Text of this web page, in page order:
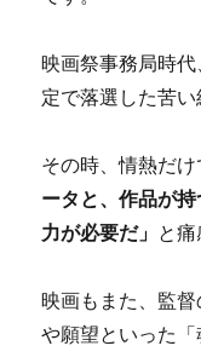
映画祭事務局時
定で落選した苦い
その時、情熱だけ
ータと、作品が
力が必要だ」 と痛
映画もまた、監
や願望といった「